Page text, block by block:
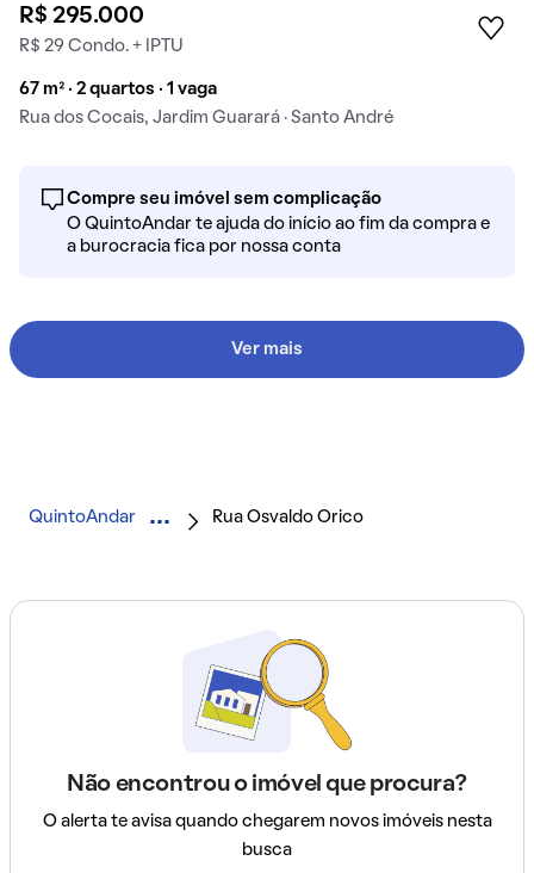
R$ 295.000
R$ 29 Condo. + IPTU
67 m² · 2 quartos · 1 vaga
Rua dos Cocais, Jardim Guarará · Santo André
Compre seu imóvel sem complicação
O QuintoAndar te ajuda do início ao fim da compra e
a burocracia fica por nossa conta
Ver mais
QuintoAndar Rua Osvaldo Orico
Não encontrou o imóvel que procura?
O alerta te avisa quando chegarem novos imóveis nesta
busca